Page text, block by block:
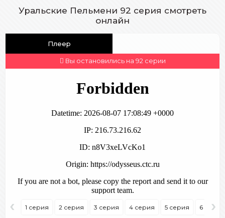
Уральские Пельмени 92 серия смотреть
онлайн
Плеер
Вы остановились на 92 серии
‹ 1 серия 2 серия 3 серия 4 серия 5 серия 6 серия
›